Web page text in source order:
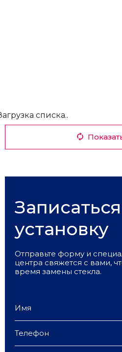
списка..
установку
Отправьте форму и
центра свяжется с вами,
время замены стекла.